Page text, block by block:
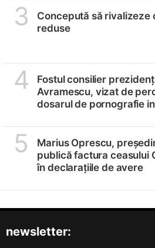
3
Concepută să rivalizeze
reduse
4
Fostul consilier
Avramescu, vizat de
dosarul de pornografie
5
Marius Oprescu,
publică factura ceasului
în declarațiile de avere
newsletter: